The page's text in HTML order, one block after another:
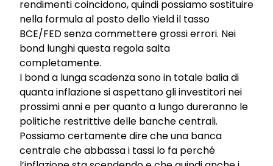
rendimenti coincidono, quindi possiamo sostituire
nella formula al posto dello Yield il tasso
BCE/FED senza commettere grossi errori. Nei
bond lunghi questa regola salta
completamente.
I bond a lunga scadenza sono in totale balia di
quanta inflazione si aspettano gli investitori nei
prossimi anni e per quanto a lungo dureranno le
politiche restrittive delle banche centrali.
Possiamo certamente dire che una banca
centrale che abbassa i tassi lo fa perché